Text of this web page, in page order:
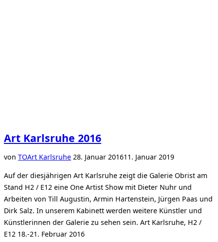
Art Karlsruhe 2016
von TOArt KarlsruheVeröffentlicht
28. Januar 201611. Januar 2019
Auf der diesjährigen Art Karlsruhe zeigt die Galerie Obrist am
Stand H2 / E12 eine One Artist Show mit Dieter Nuhr und
Arbeiten von Till Augustin, Armin Hartenstein, Jürgen Paas und
Dirk Salz. In unserem Kabinett werden weitere Künstler und
Künstlerinnen der Galerie zu sehen sein. Art Karlsruhe, H2 /
E12 18.-21. Februar 2016